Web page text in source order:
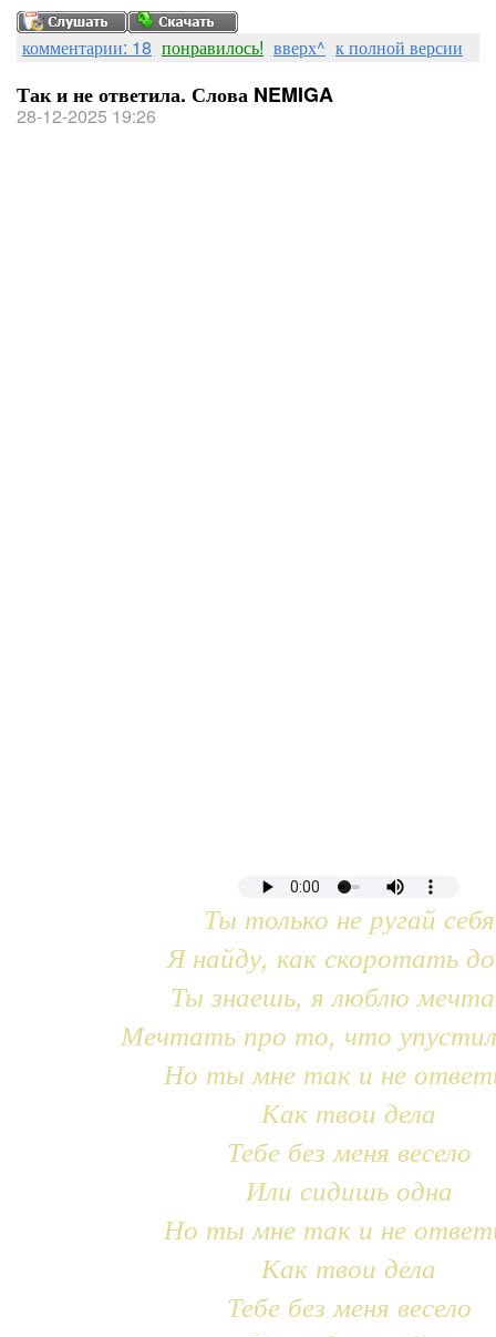
комментарии: 18 понравилось! вверх^ к полной версии
Так и не ответила. Слова NEMIGA
28-12-2025 19:26
Ты только не ругай себя
Я найду, как скоротать
Ты знаешь, я люблю
Мечтать про то, что
Но ты мне так и не
Как твои дела
Тебе без меня весело
Или сидишь одна
Но ты мне так и не
Как твои дела
Тебе без меня весело